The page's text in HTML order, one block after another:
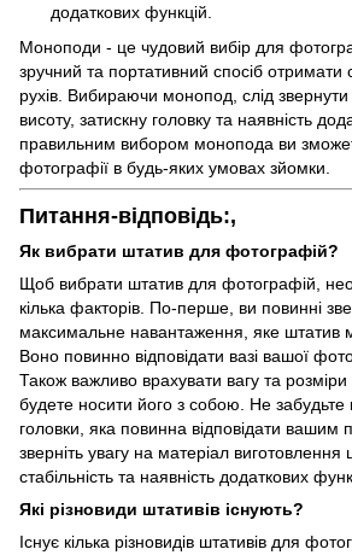
додаткових функцій.
Моноподи - це чудовий вибір для
зручний та портативний спосіб отримати
рухів. Вибираючи монопод, слід звернути
висоту, затискну головку та наявність
правильним вибором монопода ви
фотографії в будь-яких умовах зйомки.
Питання-відповідь:,
Як вибрати штатив для фотографій?
Щоб вибрати штатив для фотографій,
кілька факторів. По-перше, ви повинні
максимальне навантаження, яке штатив
Воно повинно відповідати вазі вашої
Також важливо врахувати вагу та розміри
будете носити його з собою. Не забудьте
головки, яка повинна відповідати вашим
зверніть увагу на матеріал виготовлення
стабільність та наявність додаткових
Які різновиди штативів існують?
Існує кілька різновидів штативів для